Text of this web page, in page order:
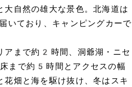
自然の雄大な景色。北海道は
いており、キャンピングカーで
アまで約2時間、洞爺湖・ニセ
まで約5時間とアクセスの幅
畑と海を駆け抜け、冬はスキ